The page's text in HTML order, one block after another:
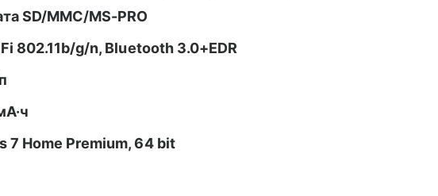
SD/MMC/MS-PRO
802.11b/g/n, Bluetooth 3.0+EDR
7 Home Premium, 64 bit